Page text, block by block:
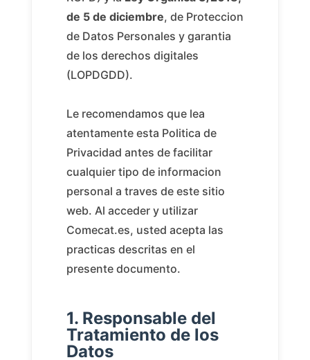
de 5 de diciembre, de Proteccion
de Datos Personales y garantia
de los derechos digitales
(LOPDGDD).
Le recomendamos que lea
atentamente esta Politica de
Privacidad antes de facilitar
cualquier tipo de informacion
personal a traves de este sitio
web. Al acceder y utilizar
Comecat.es, usted acepta las
practicas descritas en el
presente documento.
1. Responsable del
Tratamiento de los
Datos